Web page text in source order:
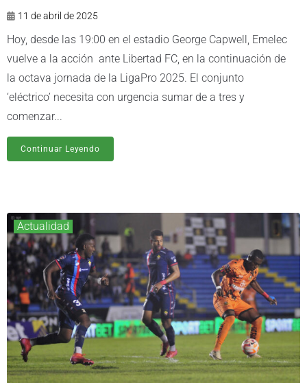
11 de abril de 2025
Hoy, desde las 19:00 en el estadio George Capwell, Emelec
vuelve a la acción ante Libertad FC, en la continuación de
la octava jornada de la LigaPro 2025. El conjunto
‘eléctrico’ necesita con urgencia sumar de a tres y
comenzar...
Continuar Leyendo
Actualidad